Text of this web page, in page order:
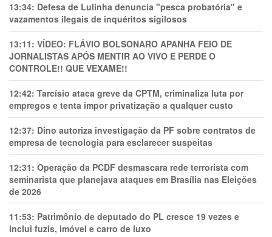
13:34: Defesa de Lulinha denuncia "pesca probatória" e
vazamentos ilegais de inquéritos sigilosos
13:11: VÍDEO: FLÁVIO BOLSONARO APANHA FEIO DE
JORNALISTAS APÓS MENTIR AO VIVO E PERDE O
CONTROLE!! QUE VEXAME!!
12:42: Tarcísio ataca greve da CPTM, criminaliza luta por
empregos e tenta impor privatização a qualquer custo
12:37: Dino autoriza investigação da PF sobre contratos de
empresa de tecnologia para esclarecer suspeitas
12:31: Operação da PCDF desmascara rede terrorista com
seminarista que planejava ataques em Brasília nas Eleições
de 2026
11:53: Patrimônio de deputado do PL cresce 19 vezes e
inclui fuzis, imóvel e carro de luxo